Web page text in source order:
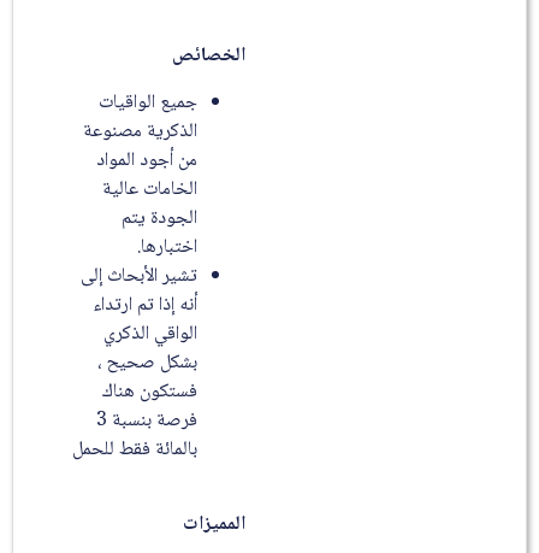
الخصائص
جميع الواقيات
الذكرية مصنوعة
من أجود المواد
الخامات عالية
الجودة يتم
اختبارها.
تشير الأبحاث إلى
أنه إذا تم ارتداء
الواقي الذكري
بشكل صحيح ،
فستكون هناك
فرصة بنسبة 3
بالمائة فقط للحمل
المميزات